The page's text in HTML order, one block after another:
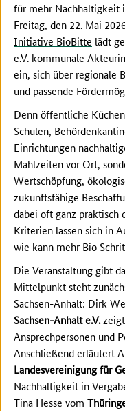
für mehr Nachhaltigkeit
Freitag, den 22. Mai
Initiative BioBitte lädt
e.V. kommunale
ein, sich über regionale
und passende
Denn öffentliche
Schulen,
Einrichtungen
Mahlzeiten vor Ort,
Wertschöpfung,
zukunftsfähige
dabei oft ganz praktisch
Kriterien lassen sich in
wie kann mehr Bio
Die Veranstaltung gibt
Mittelpunkt steht
Sachsen-Anhalt: Dirk
Sachsen-Anhalt e.V.
Ansprechpersonen und
Anschließend erläutert
Landesvereinigung für
Nachhaltigkeit in
Tina Hesse vom